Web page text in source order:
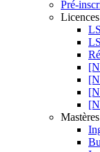
Pré-
Licences
Mastères